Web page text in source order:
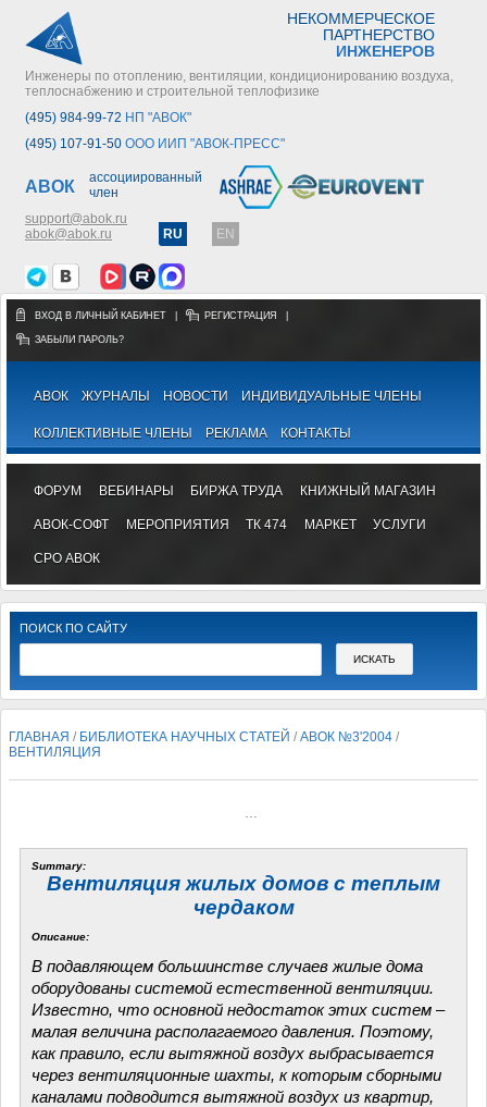
НЕКОММЕРЧЕСКОЕ
ПАРТНЕРСТВО
ИНЖЕНЕРОВ
Инженеры по отоплению, вентиляции, кондиционированию воздуха,
теплоснабжению и строительной теплофизике
(495) 984-99-72 НП "АВОК"
(495) 107-91-50 ООО ИИП "АВОК-ПРЕСС"
АВОК
ассоциированный
член
support@abok.ru
abok@abok.ru
RU EN
ВХОД В ЛИЧНЫЙ КАБИНЕТ РЕГИСТРАЦИЯ
ЗАБЫЛИ ПАРОЛЬ?
АВОК ЖУРНАЛЫ НОВОСТИ ИНДИВИДУАЛЬНЫЕ ЧЛЕНЫ
КОЛЛЕКТИВНЫЕ ЧЛЕНЫ РЕКЛАМА КОНТАКТЫ
ФОРУМ ВЕБИНАРЫ БИРЖА ТРУДА КНИЖНЫЙ МАГАЗИН
АВОК-СОФТ МЕРОПРИЯТИЯ ТК 474 МАРКЕТ УСЛУГИ
СРО АВОК
ПОИСК ПО САЙТУ
ГЛАВНАЯ / БИБЛИОТЕКА НАУЧНЫХ СТАТЕЙ /АВОК №3'2004 /
ВЕНТИЛЯЦИЯ
Summary:
Вентиляция жилых домов с теплым
чердаком
Описание:
В подавляющем большинстве случаев жилые дома
оборудованы системой естественной вентиляции.
Известно, что основной недостаток этих систем –
малая величина располагаемого давления. Поэтому,
как правило, если вытяжной воздух выбрасывается
через вентиляционные шахты, к которым сборными
каналами подводится вытяжной воздух из квартир,